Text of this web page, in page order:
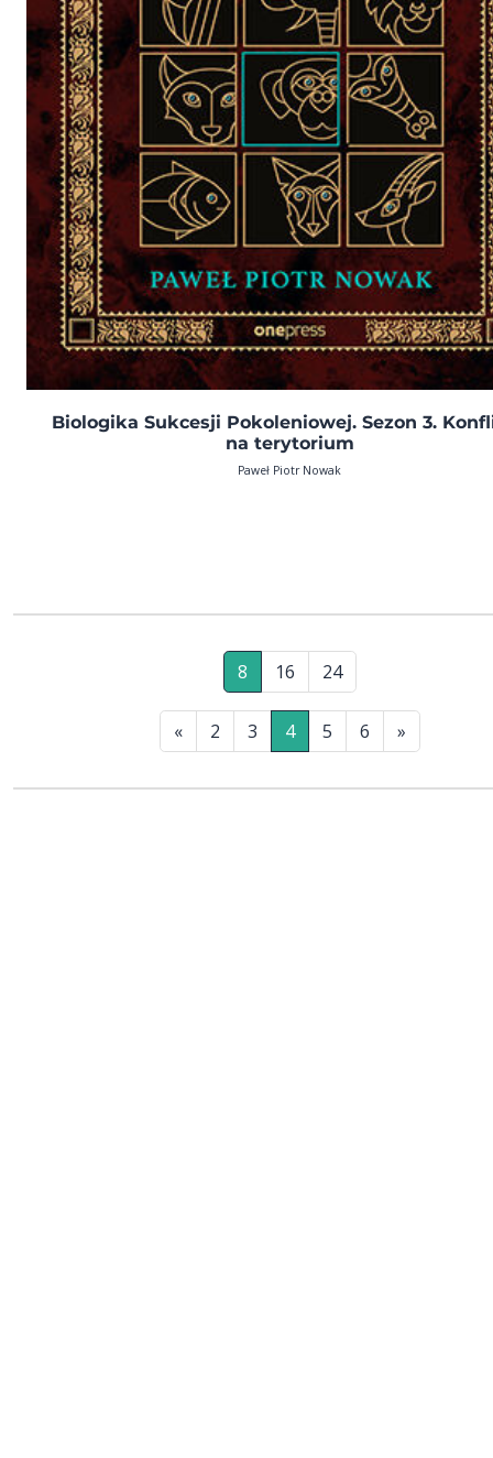
Biologika Sukcesji Pokoleniowej. Sezon 3.
na terytorium
Paweł Piotr Nowak
8 16 24
« 2 3 4 5 6 »